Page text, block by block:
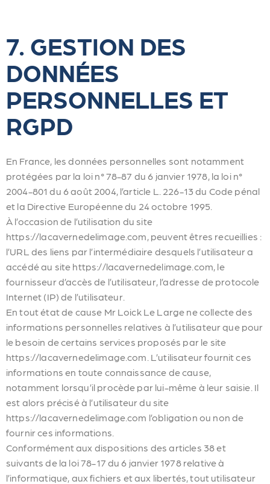
7. GESTION DES
DONNÉES
PERSONNELLES ET
RGPD
En France, les données personnelles sont notamment
protégées par la loi n° 78-87 du 6 janvier 1978, la loi n°
2004-801 du 6 août 2004, l’article L. 226-13 du Code pénal
et la Directive Européenne du 24 octobre 1995.
À l’occasion de l’utilisation du site
https://lacavernedelimage.com, peuvent êtres recueillies :
l’URL des liens par l’intermédiaire desquels l’utilisateur a
accédé au site https://lacavernedelimage.com, le
fournisseur d’accès de l’utilisateur, l’adresse de protocole
Internet (IP) de l’utilisateur.
En tout état de cause Mr Loick Le Large ne collecte des
informations personnelles relatives à l’utilisateur que pour
le besoin de certains services proposés par le site
https://lacavernedelimage.com. L’utilisateur fournit ces
informations en toute connaissance de cause,
notamment lorsqu’il procède par lui-même à leur saisie. Il
est alors précisé à l’utilisateur du site
https://lacavernedelimage.com l’obligation ou non de
fournir ces informations.
Conformément aux dispositions des articles 38 et
suivants de la loi 78-17 du 6 janvier 1978 relative à
l’informatique, aux fichiers et aux libertés, tout utilisateur